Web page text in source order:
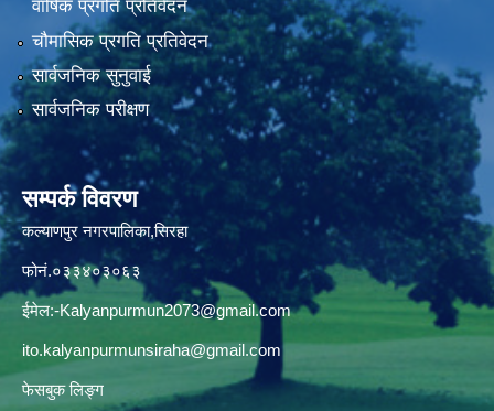
वार्षिक प्रगति प्रतिवेदन
चौमासिक प्रगति प्रतिवेदन
सार्वजनिक सुनुवाई
सार्वजनिक परीक्षण
सम्पर्क विवरण
कल्याणपुर नगरपालिका,सिरहा
फोनं.०३३४०३०६३
ईमेल:-Kalyanpurmun2073@gmail.com
ito.kalyanpurmunsiraha@gmail.com
फेसबुक लिङ्ग